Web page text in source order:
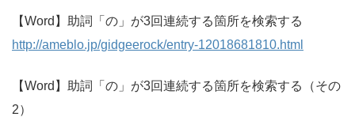
【Word】助詞「の」が3回連続する箇所を検索する
http://ameblo.jp/gidgeerock/entry-12018681810.html
【Word】助詞「の」が3回連続する箇所を検索する（その
2）